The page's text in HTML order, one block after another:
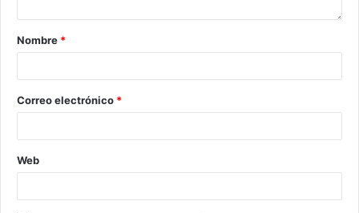
Nombre *
Correo electrónico *
Web